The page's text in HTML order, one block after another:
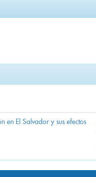
en El Salvador y sus efectos